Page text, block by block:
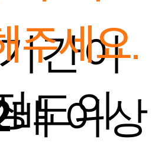
간이
배 이상
주세요.
도의